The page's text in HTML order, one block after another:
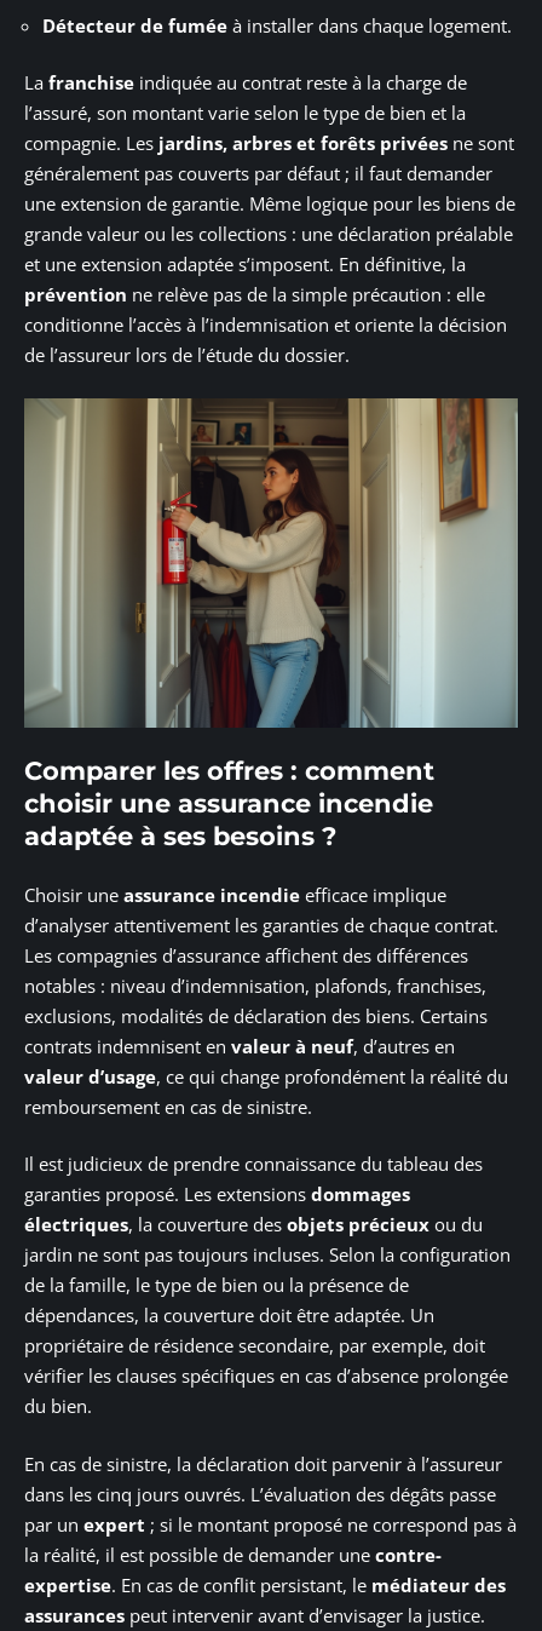
Détecteur de fumée à installer dans chaque logement.
La franchise indiquée au contrat reste à la charge de
l’assuré, son montant varie selon le type de bien et la
compagnie. Les jardins, arbres et forêts privées ne sont
généralement pas couverts par défaut ; il faut demander
une extension de garantie. Même logique pour les biens de
grande valeur ou les collections : une déclaration préalable
et une extension adaptée s’imposent. En définitive, la
prévention ne relève pas de la simple précaution : elle
conditionne l’accès à l’indemnisation et oriente la décision
de l’assureur lors de l’étude du dossier.
Comparer les offres : comment
choisir une assurance incendie
adaptée à ses besoins ?
Choisir une assurance incendie efficace implique
d’analyser attentivement les garanties de chaque contrat.
Les compagnies d’assurance affichent des différences
notables : niveau d’indemnisation, plafonds, franchises,
exclusions, modalités de déclaration des biens. Certains
contrats indemnisent en valeur à neuf, d’autres en
valeur d’usage, ce qui change profondément la réalité du
remboursement en cas de sinistre.
Il est judicieux de prendre connaissance du tableau des
garanties proposé. Les extensions dommages
électriques, la couverture des objets précieux ou du
jardin ne sont pas toujours incluses. Selon la configuration
de la famille, le type de bien ou la présence de
dépendances, la couverture doit être adaptée. Un
propriétaire de résidence secondaire, par exemple, doit
vérifier les clauses spécifiques en cas d’absence prolongée
du bien.
En cas de sinistre, la déclaration doit parvenir à l’assureur
dans les cinq jours ouvrés. L’évaluation des dégâts passe
par un expert ; si le montant proposé ne correspond pas à
la réalité, il est possible de demander une contre-
expertise. En cas de conflit persistant, le médiateur des
assurances peut intervenir avant d’envisager la justice.